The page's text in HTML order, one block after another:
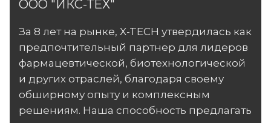
ООО "ИКС-ТЕХ"
За 8 лет на рынке, X-TECH утвердилась как
предпочтительный партнер для лидеров
фармацевтической, биотехнологической
и других отраслей, благодаря своему
обширному опыту и комплексным
решениям. Наша способность предлагать